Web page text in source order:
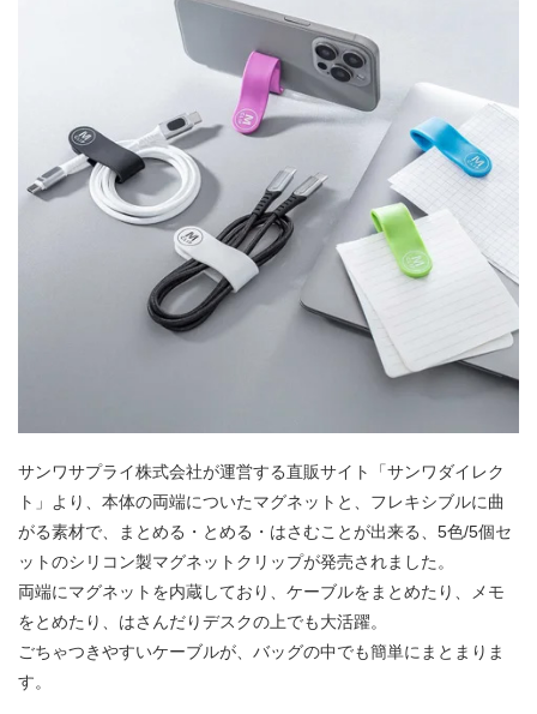
サンワサプライ株式会社が運営する直販サイト「サンワダイレク
ト」より、本体の両端についたマグネットと、フレキシブルに曲
がる素材で、まとめる・とめる・はさむことが出来る、5色/5個セ
ットのシリコン製マグネットクリップが発売されました。
両端にマグネットを内蔵しており、ケーブルをまとめたり、メモ
をとめたり、はさんだりデスクの上でも大活躍。
ごちゃつきやすいケーブルが、バッグの中でも簡単にまとまりま
す。